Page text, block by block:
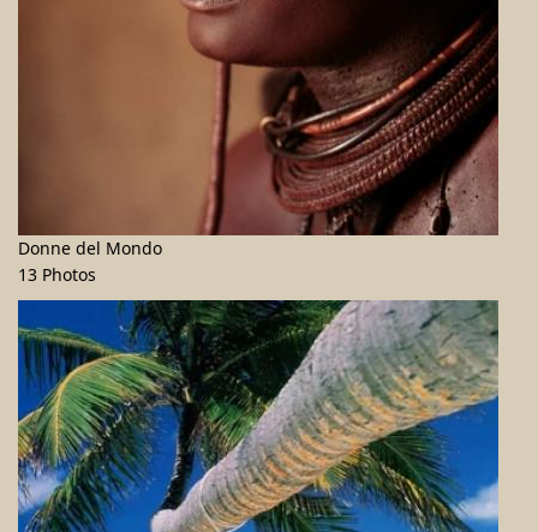
Donne del Mondo
13 Photos